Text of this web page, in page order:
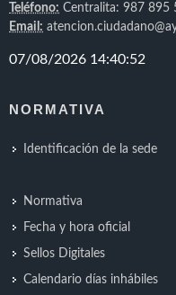
Teléfono: Centralita: 987 895
Email:
NORMATIVA
Identificación de la sede
Normativa
Fecha y hora oficial
Sellos Digitales
Calendario días inhábiles